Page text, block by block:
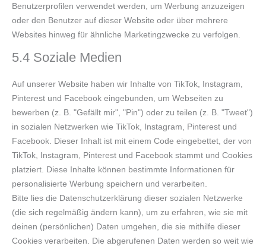
Benutzerprofilen verwendet werden, um Werbung anzuzeigen
oder den Benutzer auf dieser Website oder über mehrere
Websites hinweg für ähnliche Marketingzwecke zu verfolgen.
5.4 Soziale Medien
Auf unserer Website haben wir Inhalte von TikTok, Instagram,
Pinterest und Facebook eingebunden, um Webseiten zu
bewerben (z. B. "Gefällt mir", "Pin") oder zu teilen (z. B. "Tweet")
in sozialen Netzwerken wie TikTok, Instagram, Pinterest und
Facebook. Dieser Inhalt ist mit einem Code eingebettet, der von
TikTok, Instagram, Pinterest und Facebook stammt und Cookies
platziert. Diese Inhalte können bestimmte Informationen für
personalisierte Werbung speichern und verarbeiten.
Bitte lies die Datenschutzerklärung dieser sozialen Netzwerke
(die sich regelmäßig ändern kann), um zu erfahren, wie sie mit
deinen (persönlichen) Daten umgehen, die sie mithilfe dieser
Cookies verarbeiten. Die abgerufenen Daten werden so weit wie